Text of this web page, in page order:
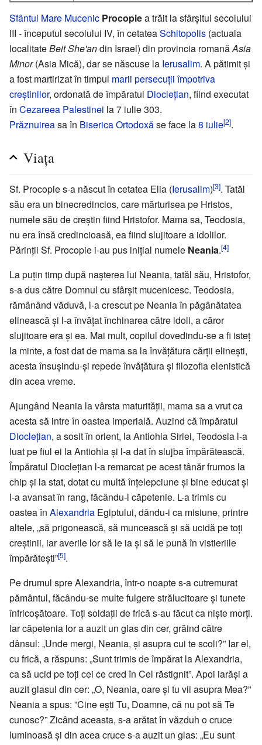
Sfântul Mare Mucenic Procopiea trăit la sfârșitul secolului
III - începutul secolului IV, în cetateaSchitopolis (actuala
localitateBeit She'andin Israel) din provincia romanăAsia
Minor(Asia Mică), dar se născuse la Ierusalim. A pătimit și
a fost martirizat în timpul marii persecuții împotriva
creștinilor, ordonată de împăratul Dioclețian, fiind executat
în Cezareea Palestinei la 7 iulie 303.
Prăznuireasa în Biserica Ortodoxăse face la8 iulie[2].
Viața
Sf. Procopie s-a născut în cetatea Elia (Ierusalim)[3]. Tatăl
său era un binecredincios, care mărturisea pe Hristos,
numele său de creștin fiind Hristofor. Mama sa, Teodosia,
nu era însă credincioasă, ea fiind slujitoare a idolilor.
Părinții Sf. Procopie i-au pus inițial numele Neania.[4]
La puțin timp după nașterea lui Neania, tatăl său, Hristofor,
s-a dus către Domnul cu sfârşit mucenicesc. Teodosia,
rămânând văduvă, l-a crescut pe Neania în păgânătatea
elinească şi l-a învăţat închinarea către idoli, a căror
slujitoare era și ea. Mai mult, copilul dovedindu-se a fi isteț
la minte, a fost dat de mama sa la învățătura cărţii elinești,
acesta însușindu-și repede învățătura şi filozofia elenistică
din acea vreme.
Ajungând Neania la vârsta maturității, mama sa a vrut ca
acesta să intre în oastea imperială. Auzind că împăratul
Dioclețian, a sosit în orient, la Antiohia Siriei, Teodosia l-a
luat pe fiul ei la Antiohia și l-a dat în slujba împărătească.
Împăratul Dioclețian l-a remarcat pe acest tânăr frumos la
chip şi la stat, dotat cu multă înțelepciune și bine educat și
l-a avansat în rang, făcându-l căpetenie. L-a trimis cu
oastea în Alexandria Egiptului, dându-i ca misiune, printre
altele, „să prigonească, să muncească și să ucidă pe toţi
creștinii, iar averile lor să le ia și să le pună în vistieriile
împărătești”[5].
Pe drumul spre Alexandria, într-o noapte s-a cutremurat
pământul, făcându-se multe fulgere strălucitoare și tunete
înfricoșătoare. Toți soldații de frică s-au făcut ca nişte morţi.
Iar căpetenia lor a auzit un glas din cer, grăind către
dânsul: „Unde mergi, Neania, și asupra cui te scoli?” Iar el,
cu frică, a răspuns: „Sunt trimis de împărat la Alexandria,
ca să ucid pe toţi cei ce cred în Cel răstignit”. Apoi iarăși a
auzit glasul din cer: „O, Neania, oare și tu vii asupra Mea?”
Neania a spus: ”Cine eşti Tu, Doamne, că nu pot să Te
cunosc?” Zicând aceasta, s-a arătat în văzduh o cruce
luminoasă și din acea cruce s-a auzit un glas: „Eu sunt